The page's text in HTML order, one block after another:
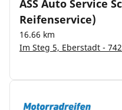
ASS Auto Service
Reifenservice)
16.66 km
Im Steg 5, Eberstadt -